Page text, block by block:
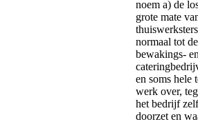
noem a) de
grote mate
normaal tot
bewakings-
en soms hele
werk over,
het bedrijf
doorzet en